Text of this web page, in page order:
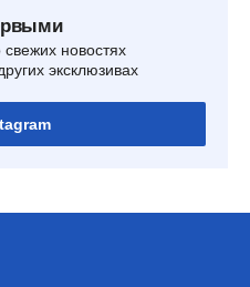
новостях
эксклюзивах